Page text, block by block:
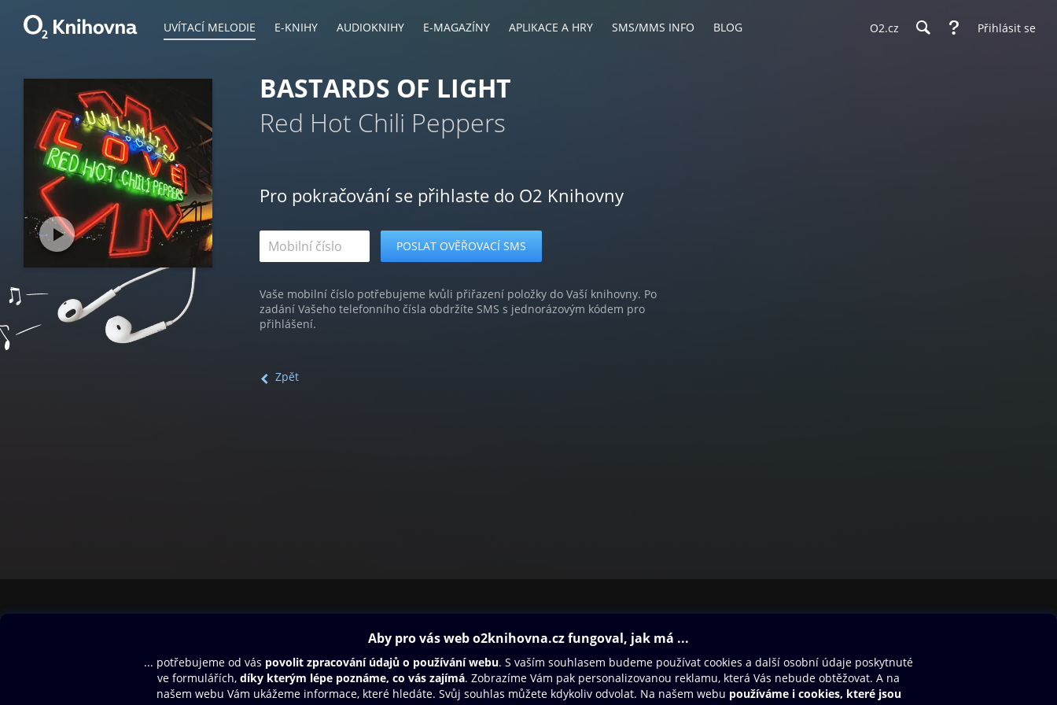
UVÍTACÍ MELODIE E-KNIHY AUDIOKNIHY E-MAGAZÍNY APLIKACE A HRY SMS/MMS INFO BLOG O2.cz Přihlásit se
BASTARDS OF LIGHT
Red Hot Chili Peppers
Pro pokračování se přihlaste do O2 Knihovny
Vaše mobilní číslo potřebujeme kvůli přiřazení položky do Vaší knihovny. Po
zadání Vašeho telefonního čísla obdržíte SMS s jednorázovým kódem pro
přihlášení.
Zpět
Aplikace a hry
SMS/MMS Info
Blog
Dárkový poukaz
Nápověda
Oneplay Originály
Sport